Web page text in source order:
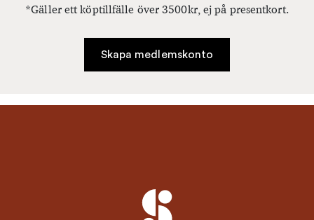
*Gäller ett köptillfälle över 3500kr, ej på presentkort.
Skapa medlemskonto